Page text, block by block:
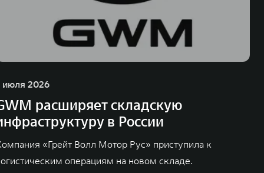
июля 2026
расширяет складскую
в России
«Грейт Волл Мотор Рус» приступила к
операциям на новом складе.